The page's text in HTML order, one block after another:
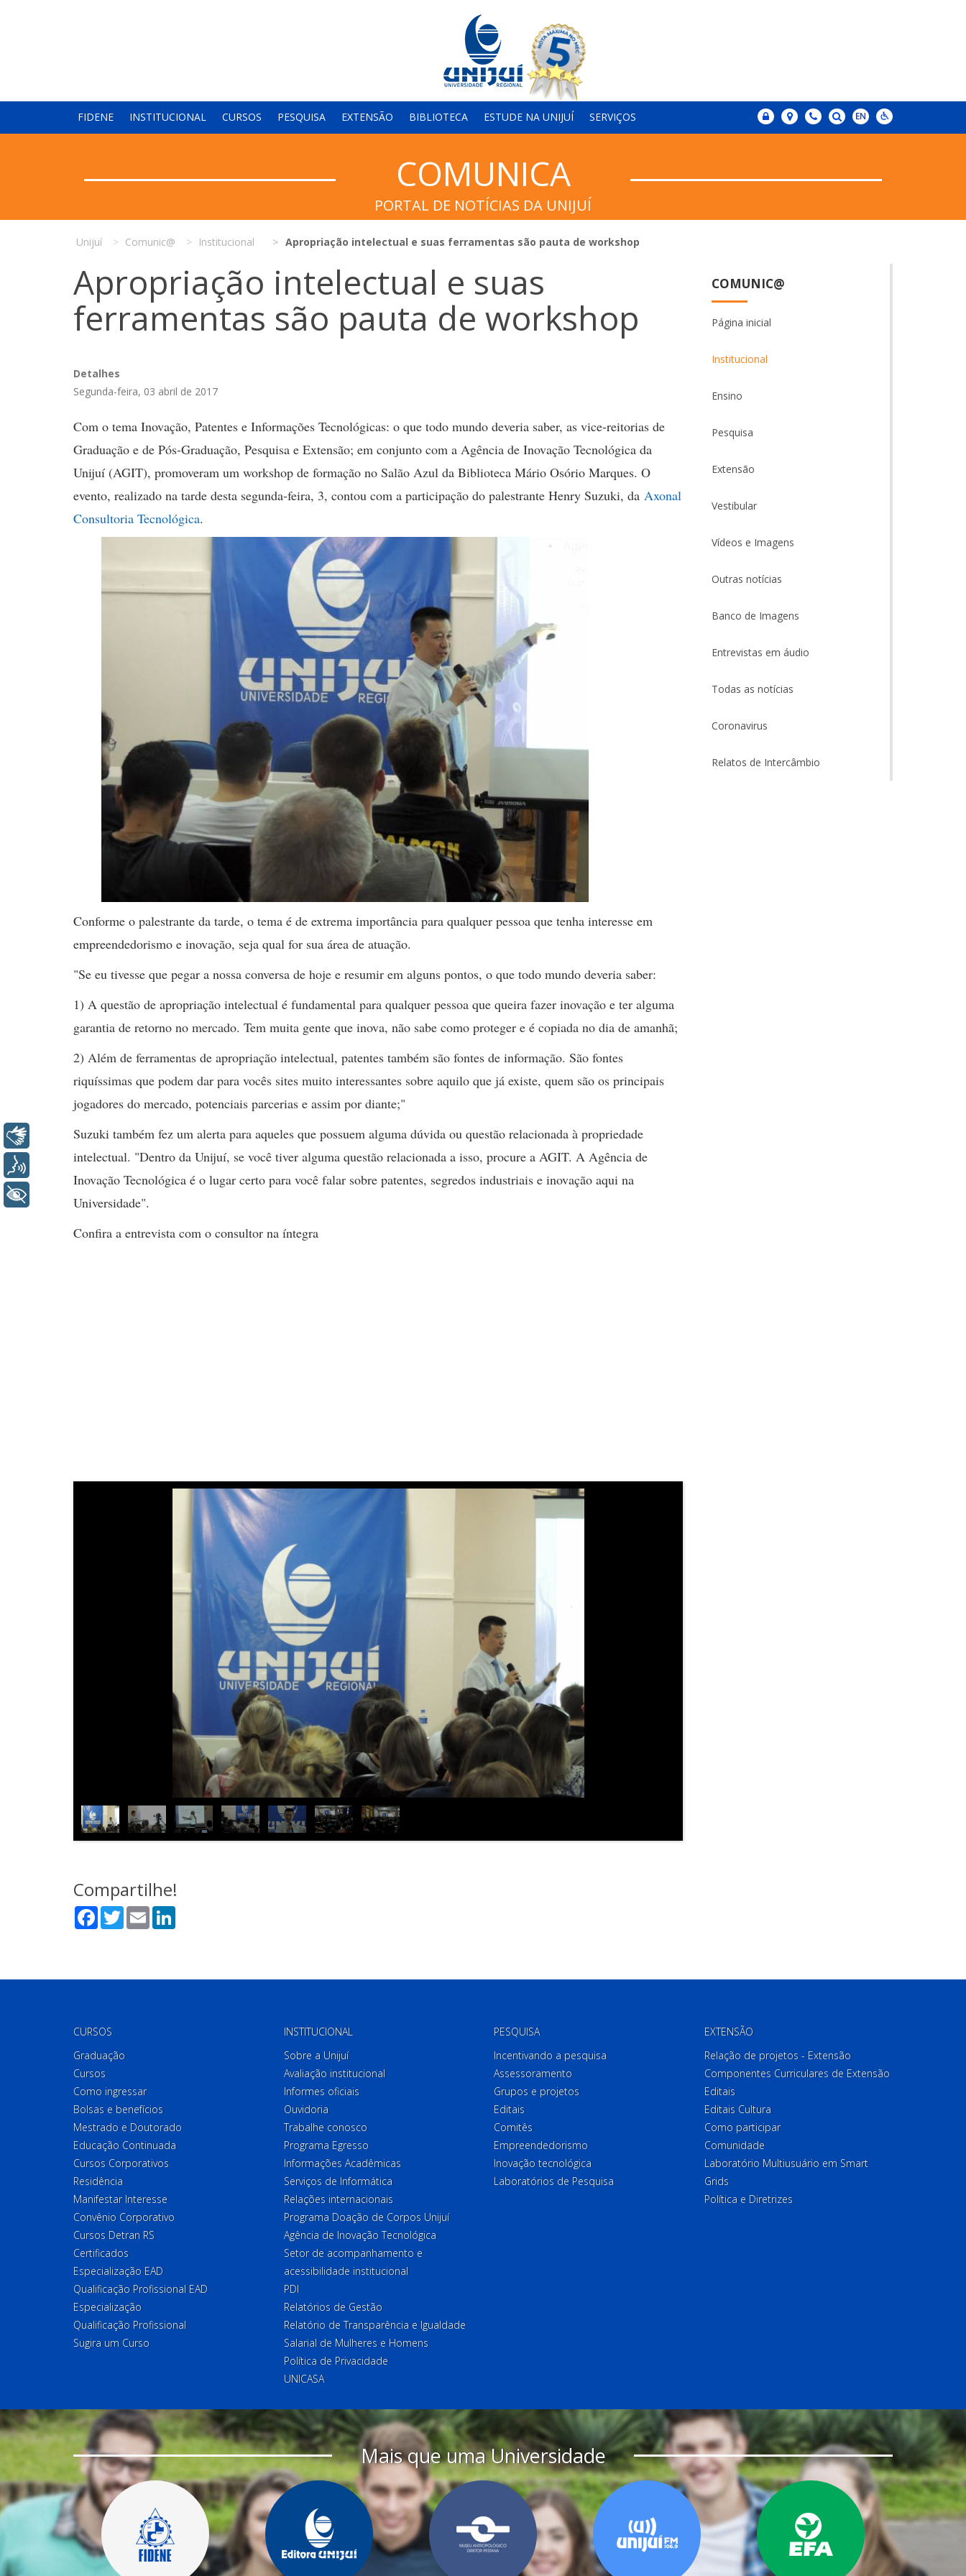
FIDENE INSTITUCIONAL CURSOS PESQUISA EXTENSÃO BIBLIOTECA ESTUDE NA UNIJUÍ SERVIÇOS
COMUNICA
PORTAL DE NOTÍCIAS DA UNIJUÍ
Unijuí Comunic@ Institucional Apropriação intelectual e suas ferramentas são pauta de workshop
Apropriação intelectual e suas
ferramentas são pauta de workshop
Detalhes
Segunda-feira, 03 abril de 2017
Com o tema Inovação, Patentes e Informações Tecnológicas: o que todo mundo deveria saber, as vice-reitorias de
Graduação e de Pós-Graduação, Pesquisa e Extensão; em conjunto com a Agência de Inovação Tecnológica da
Unijuí (AGIT), promoveram um workshop de formação no Salão Azul da Biblioteca Mário Osório Marques. O
evento, realizado na tarde desta segunda-feira, 3, contou com a participação do palestrante Henry Suzuki, da Axonal
Consultoria Tecnológica.
Conforme o palestrante da tarde, o tema é de extrema importância para qualquer pessoa que tenha interesse em
empreendedorismo e inovação, seja qual for sua área de atuação.
"Se eu tivesse que pegar a nossa conversa de hoje e resumir em alguns pontos, o que todo mundo deveria saber:
1) A questão de apropriação intelectual é fundamental para qualquer pessoa que queira fazer inovação e ter alguma
garantia de retorno no mercado. Tem muita gente que inova, não sabe como proteger e é copiada no dia de amanhã;
2) Além de ferramentas de apropriação intelectual, patentes também são fontes de informação. São fontes
riquíssimas que podem dar para vocês sites muito interessantes sobre aquilo que já existe, quem são os principais
jogadores do mercado, potenciais parcerias e assim por diante;"
Suzuki também fez um alerta para aqueles que possuem alguma dúvida ou questão relacionada à propriedade
intelectual. "Dentro da Unijuí, se você tiver alguma questão relacionada a isso, procure a AGIT. A Agência de
Inovação Tecnológica é o lugar certo para você falar sobre patentes, segredos industriais e inovação aqui na
Universidade".
Confira a entrevista com o consultor na íntegra
Compartilhe!
Facebook
TwitterEmail
COMUNIC@
Página inicial
Institucional
Ensino
Pesquisa
Extensão
Vestibular
Vídeos e Imagens
Outras notícias
Banco de Imagens
Entrevistas em áudio
Todas as notícias
Coronavirus
Relatos de Intercâmbio
CURSOS
Graduação
Cursos
Como ingressar
Bolsas e benefícios
Mestrado e Doutorado
Educação Continuada
Cursos Corporativos
Residência
Manifestar Interesse
Convênio Corporativo
Cursos Detran RS
Certificados
Especialização EAD
Qualificação Profissional EAD
Especialização
Qualificação Profissional
Sugira um Curso
INSTITUCIONAL
Sobre a Unijuí
Avaliação institucional
Informes oficiais
Ouvidoria
Trabalhe conosco
Programa Egresso
Informações Acadêmicas
Serviços de Informática
Relações internacionais
Programa Doação de Corpos Unijuí
Agência de Inovação Tecnológica
Setor de acompanhamento e
acessibilidade institucional
PDI
Relatórios de Gestão
Relatório de Transparência e Igualdade
Salarial de Mulheres e Homens
Política de Privacidade
UNICASA
PESQUISA
Incentivando a pesquisa
Assessoramento
Grupos e projetos
Editais
Comitês
Empreendedorismo
Inovação tecnológica
Laboratórios de Pesquisa
EXTENSÃO
Relação de projetos - Extensão
Componentes Curriculares de Extensão
Editais
Editais Cultura
Como participar
Comunidade
Laboratório Multiusuário em Smart
Grids
Política e Diretrizes
Mais que uma Universidade
Libras